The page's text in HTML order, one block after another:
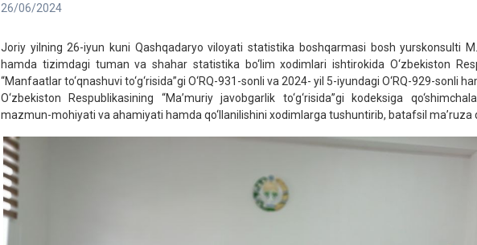
26/06/2024
Joriy yilning 26-iyun kuni Qashqadaryo viloyati statistika boshqarmasi bosh yurskonsulti
hamda tizimdagi tuman va shahar statistika bo‘lim xodimlari ishtirokida O‘zbekiston
“Manfaatlar to‘qnashuvi to‘g‘risida”gi O‘RQ-931-sonli va 2024- yil 5-iyundagi O‘RQ-929-sonli
O‘zbekiston Respublikasining “Ma’muriy javobgarlik to‘g‘risida”gi kodeksiga
mazmun-mohiyati va ahamiyati hamda qo‘llanilishini xodimlarga tushuntirib, batafsil ma’ruza